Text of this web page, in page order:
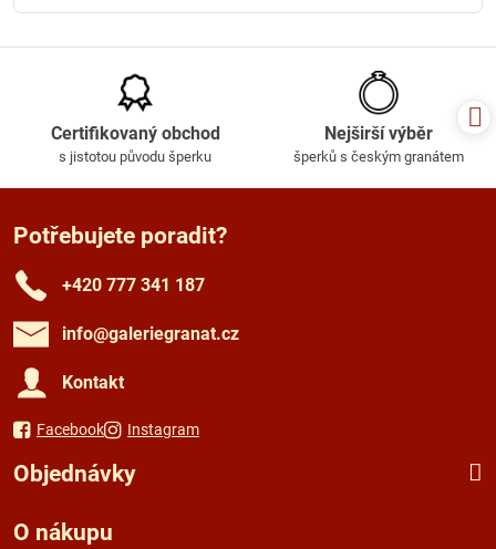
Certifikovaný obchod
s jistotou původu šperku
Nejširší výběr
šperků s českým granátem
Potřebujete poradit?
+420 777 341 187
info​@galeriegranat​.cz
Kontakt
Facebook Instagram
Objednávky
O nákupu